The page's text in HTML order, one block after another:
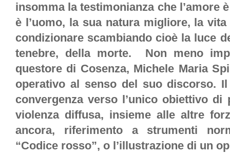
insomma la testimonianza che l’amore
è l’uomo, la sua natura migliore, la
condizionare scambiando cioè la luce
tenebre, della morte. Non meno
questore di Cosenza, Michele Maria
operativo al senso del suo discorso.
convergenza verso l’unico obiettivo
violenza diffusa, insieme alle altre
ancora, riferimento a strumenti
“Codice rosso”, o l’illustrazione di un